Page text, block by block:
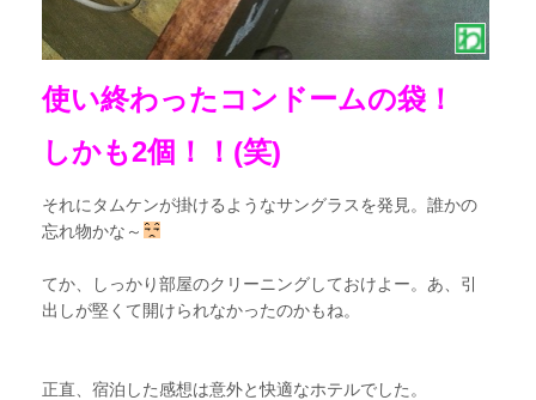
使い終わったコンドームの袋！
しかも2個！！(笑)
それにタムケンが掛けるようなサングラスを発見。誰かの
忘れ物かな～
てか、しっかり部屋のクリーニングしておけよー。あ、引
出しが堅くて開けられなかったのかもね。
正直、宿泊した感想は意外と快適なホテルでした。